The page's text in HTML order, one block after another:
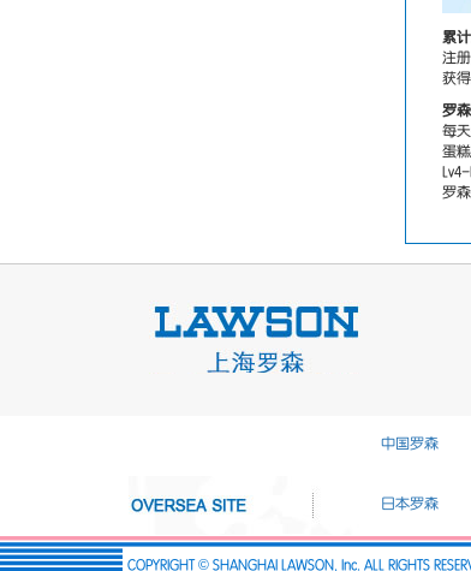
累
注
获
罗
每
蛋
罗
中国罗森
日本罗森
COPYRIGHT © SHANGHAI LAWSON, Inc. ALL RIGHTS